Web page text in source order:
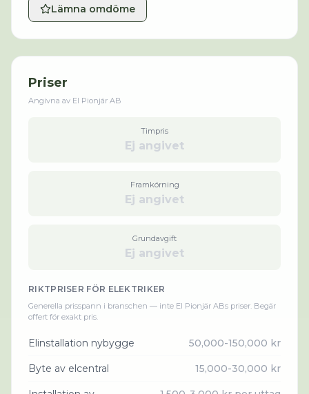
Lämna omdöme
Priser
Angivna av El Pionjär AB
Timpris
Ej angivet
Framkörning
Ej angivet
Grundavgift
Ej angivet
RIKTPRISER FÖR ELEKTRIKER
Generella prisspann i branschen — inte El Pionjär ABs priser. Begär
offert för exakt pris.
Elinstallation nybygge 50,000-150,000 kr
Byte av elcentral 15,000-30,000 kr